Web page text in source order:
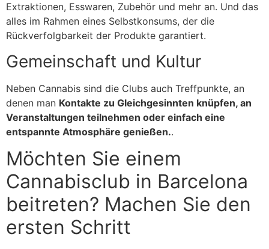
Extraktionen, Esswaren, Zubehör und mehr an. Und das
alles im Rahmen eines Selbstkonsums, der die
Rückverfolgbarkeit der Produkte garantiert.
Gemeinschaft und Kultur
Neben Cannabis sind die Clubs auch Treffpunkte, an
denen man Kontakte zu Gleichgesinnten knüpfen, an
Veranstaltungen teilnehmen oder einfach eine
entspannte Atmosphäre genießen..
Möchten Sie einem
Cannabisclub in Barcelona
beitreten? Machen Sie den
ersten Schritt